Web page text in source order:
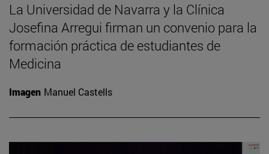
La Universidad de Navarra y la Clínica
Josefina Arregui firman un convenio para la
formación práctica de estudiantes de
Medicina
Imagen Manuel Castells